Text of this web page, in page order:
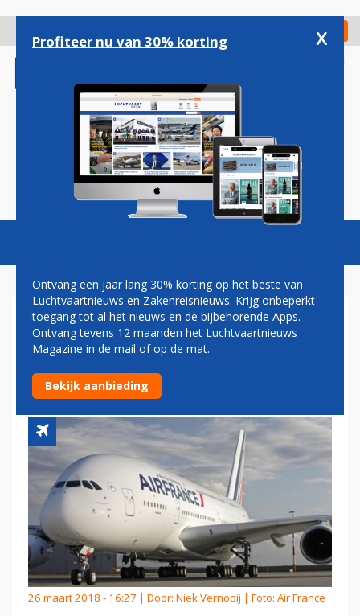
gaan
Check in
Magazine Podcasts Vacatures
'MEER ACTIES IN HET
VOORUITZICHT BIJ AIR
FRANCE'
26 maart 2018 - 16:27 | Door: Niek Vernooij | Foto: Air France
Profiteer nu van 30% korting x
Ontvang een jaar lang 30% korting op het beste van
Luchtvaartnieuws en Zakenreisnieuws. Krijg onbeperkt
toegang tot al het nieuws en de bijbehorende Apps.
Ontvang tevens 12 maanden het Luchtvaartnieuws
Magazine in de mail of op de mat.
Bekijk aanbieding